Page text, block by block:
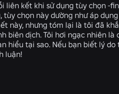
liên kết khi sử dụng tùy chọn -
chọn này dường như áp
này, nhưng tóm lại là tôi đã
biên dịch. Tôi hơi ngạc nhiên
hiểu tại sao. Nếu bạn biết lý
luận!